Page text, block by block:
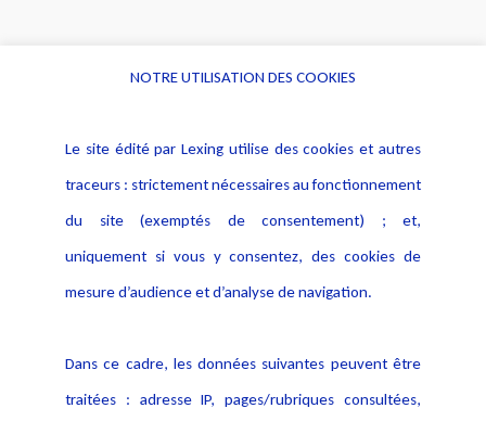
Alerte professionnelle
Déclaration d'accessibilité
Notice Légale
Politique de protection des
données
Publications
NOTRE UTILISATION DES COOKIES
Le site édité par Lexing utilise des cookies et autres
traceurs : strictement nécessaires au fonctionnement
du site (exemptés de consentement) ; et,
uniquement si vous y consentez, des cookies de
mesure d’audience et d’analyse de navigation.
Dans ce cadre, les données suivantes peuvent être
traitées : adresse IP, pages/rubriques consultées,